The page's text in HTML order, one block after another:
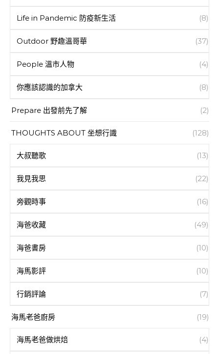
Life in Pandemic 防疫新生活 (8)
Outdoor 野趣溫哥華 (37)
People 溫市人物 (4)
你應該認識的加拿大 (8)
Prepare 出發前先了解 (2)
THOUGHTS ABOUT 坐想行識 (128)
大叔聽歌 (13)
我見我思 (22)
旁觀時事 (16)
海爸收藏 (49)
海爸書房 (10)
海馬影評 (10)
行銷評論 (7)
海馬老爸廚房 (19)
海馬老爸做烘焙 (4)